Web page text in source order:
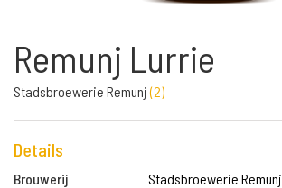
Remunj Lurrie
Stadsbroewerie Remunj(2)
Details
Brouwerij
Stadsbroewerie Remunj